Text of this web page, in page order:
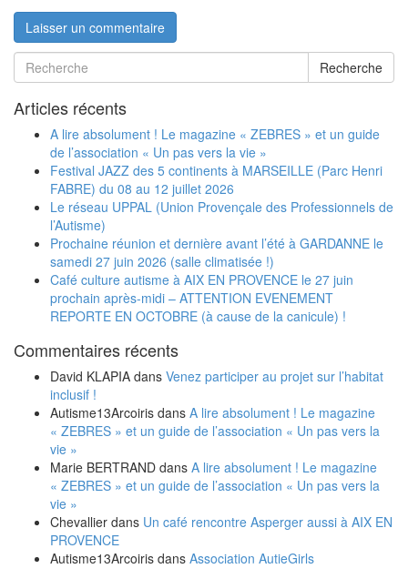
Recherche
Articles récents
A lire absolument ! Le magazine « ZEBRES » et un guide
de l’association « Un pas vers la vie »
Festival JAZZ des 5 continents à MARSEILLE (Parc Henri
FABRE) du 08 au 12 juillet 2026
Le réseau UPPAL (Union Provençale des Professionnels de
l’Autisme)
Prochaine réunion et dernière avant l’été à GARDANNE le
samedi 27 juin 2026 (salle climatisée !)
Café culture autisme à AIX EN PROVENCE le 27 juin
prochain après-midi – ATTENTION EVENEMENT
REPORTE EN OCTOBRE (à cause de la canicule) !
Commentaires récents
David KLAPIA dans Venez participer au projet sur l’habitat
inclusif !
Autisme13Arcoiris dans A lire absolument ! Le magazine
« ZEBRES » et un guide de l’association « Un pas vers la
vie »
Marie BERTRAND dans A lire absolument ! Le magazine
« ZEBRES » et un guide de l’association « Un pas vers la
vie »
Chevallier dans Un café rencontre Asperger aussi à AIX EN
PROVENCE
Autisme13Arcoiris dans Association AutieGirls